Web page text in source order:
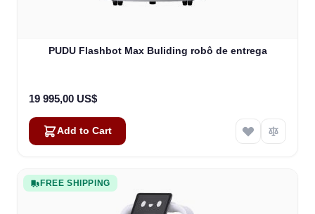
PUDU Flashbot Max Buliding robô de entrega
19 995,00 US$
Add to Cart
FREE SHIPPING